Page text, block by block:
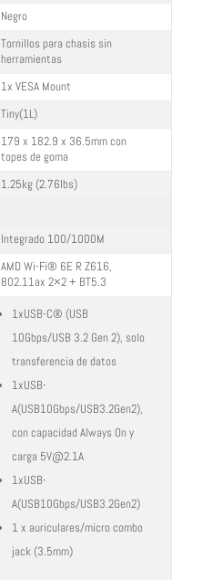
Negro
Tornillos para chasis sin
herramientas
1x VESA Mount
Tiny(1L)
179 x 182.9 x 36.5mm con
topes de goma
1.25kg (2.76lbs)
Integrado 100/1000M
AMD Wi-Fi® 6E R Z616,
802.11ax 2×2 + BT5.3
1xUSB-C® (USB
10Gbps/USB 3.2 Gen 2), solo
transferencia de datos
1xUSB-
A(USB10Gbps/USB3.2Gen2),
con capacidad Always On y
carga 5V@2.1A
1xUSB-
A(USB10Gbps/USB3.2Gen2)
1 x auriculares/micro combo
jack (3.5mm)